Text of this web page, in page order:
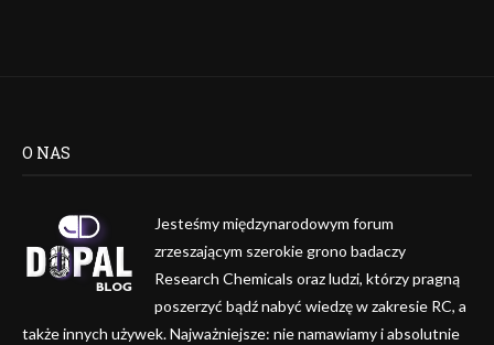
O NAS
Jesteśmy międzynarodowym forum
zrzeszającym szerokie grono badaczy
Research Chemicals oraz ludzi, którzy pragną
poszerzyć bądź nabyć wiedzę w zakresie RC, a
także innych używek. Najważniejsze: nie namawiamy i absolutnie